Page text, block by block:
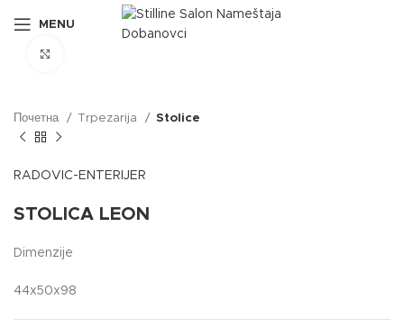
MENU
Почетна Trpezarija Stolice
RADOVIC-ENTERIJER
STOLICA LEON
Dimenzije
44x50x98